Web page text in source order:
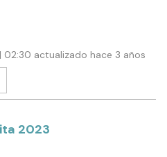
actualizado hace 3 años
2023